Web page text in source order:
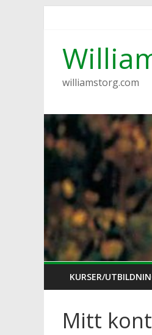
williamstorg.com
KURSER/
Mitt